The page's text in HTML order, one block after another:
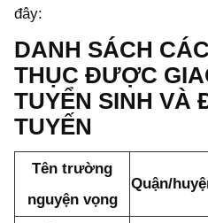
đây:
DANH SÁCH
THỤC ĐƯỢC
TUYỂN SINH VÀ
TUYẾN
Tên trường
nguyện vọng
Quận/